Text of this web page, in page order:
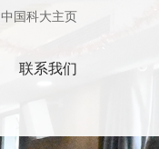
中国科大主页
联系我们